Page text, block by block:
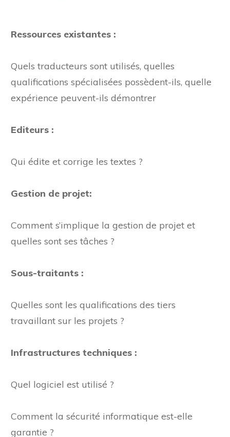
Quels traducteurs sont utilisés, quelles
qualifications spécialisées possèdent-ils, quelle
Comment s’implique la gestion de projet et
Quelles sont les qualifications des tiers
Comment la sécurité informatique est-elle